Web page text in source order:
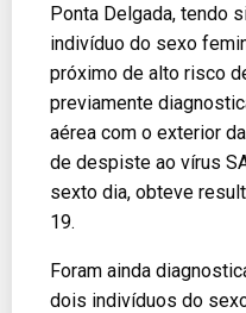
Ponta Delgada, tendo
indivíduo do sexo
próximo de alto risco
previamente
aérea com o exterior
de despiste ao vírus
sexto dia, obteve
19.
Foram ainda
dois indivíduos do